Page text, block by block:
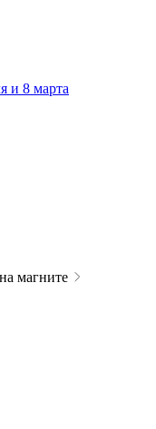
и 8 марта
магните